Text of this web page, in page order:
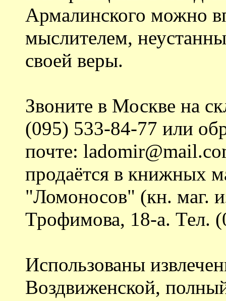
Армалинского можно
мыслителем,
своей веры.
Звоните в Москве на
(095) 533-84-77 или
почте:
продаётся в книжных
"Ломоносов" (кн. маг.
Трофимова, 18-а. Тел.
Использованы
Воздвиженской,